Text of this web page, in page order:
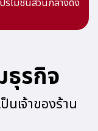
รโมชั่นส่วนกลางดึง
รกิจ
เจ้าของร้าน